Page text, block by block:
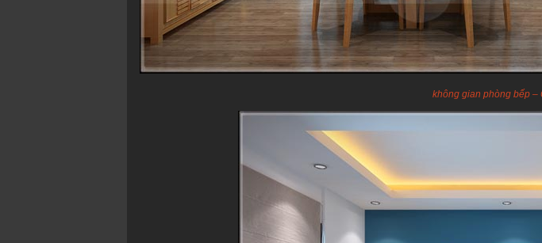
không gian phòng bếp –